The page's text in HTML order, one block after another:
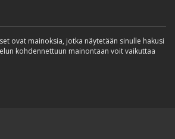
ovat mainoksia, jotka näytetään sinulle hakusi
kohdennettuun mainontaan voit vaikuttaa